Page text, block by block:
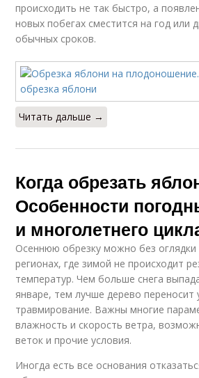
происходить не так быстро, а
новых побегах сместится на год или
обычных сроков.
Читать дальше →
Когда обрезать
Особенности
и многолетнего
Осеннюю обрезку можно без
регионах, где зимой не происходит
температур. Чем больше снега
январе, тем лучше дерево переносит
травмирование. Важны многие
влажность и скорость ветра,
веток и прочие условия.
Иногда есть все основания